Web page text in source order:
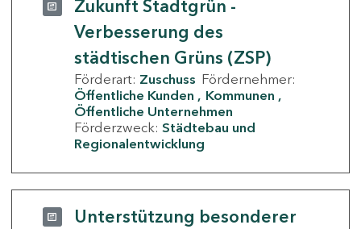
Zukunft Stadtgrün -
Verbesserung des
städtischen Grüns (ZSP)
Förderart: Zuschuss Fördernehmer:
Öffentliche Kunden
Kommunen
Öffentliche Unternehmen
Förderzweck: Städtebau und
Regionalentwicklung
Unterstützung besonderer